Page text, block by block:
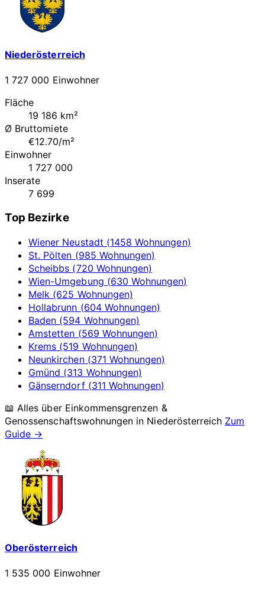
Niederösterreich
1 727 000 Einwohner
Fläche
19 186 km²
Ø Bruttomiete
€12.70/m²
Einwohner
1 727 000
Inserate
7 699
Top Bezirke
Wiener Neustadt (1458 Wohnungen)
St. Pölten (985 Wohnungen)
Scheibbs (720 Wohnungen)
Wien-Umgebung (630 Wohnungen)
Melk (625 Wohnungen)
Hollabrunn (604 Wohnungen)
Baden (594 Wohnungen)
Amstetten (569 Wohnungen)
Krems (519 Wohnungen)
Neunkirchen (371 Wohnungen)
Gmünd (313 Wohnungen)
Gänserndorf (311 Wohnungen)
📖 Alles über Einkommensgrenzen &
Genossenschaftswohnungen in Niederösterreich Zum
Guide →
Oberösterreich
1 535 000 Einwohner